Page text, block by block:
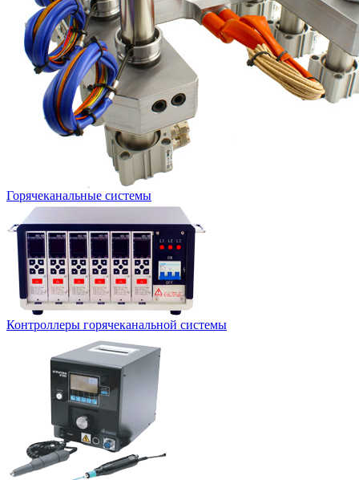
Горячеканальные системы
Контроллеры горячеканальной системы